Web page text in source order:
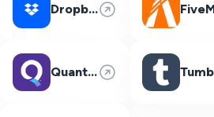
Dropbox
Quantum Fiber